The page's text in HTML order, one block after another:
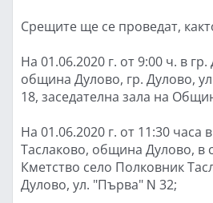
Срещите ще се проведат,
На 01.06.2020 г. от 9:00 ч. в
община Дулово, гр. Дулово,
18, заседателна зала на
На 01.06.2020 г. от 11:30 часа
Таслаково, община Дулово, в
Кметство село Полковник
Дулово, ул. "Първа" Ν 32;